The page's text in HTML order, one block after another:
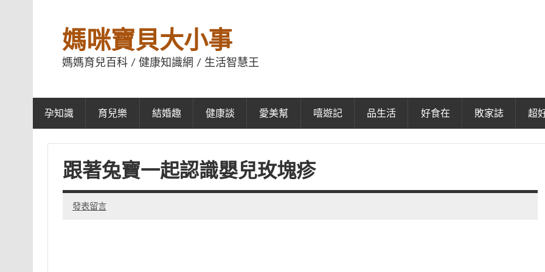
媽咪寶貝大小事
媽媽育兒百科 / 健康知識網 / 生活智慧王
孕知識 育兒樂 結婚趣 健康談 愛美幫 嘻遊記 品生活 好食在 敗家誌 超
跟著兔寶一起認識嬰兒玫塊疹
發表留言